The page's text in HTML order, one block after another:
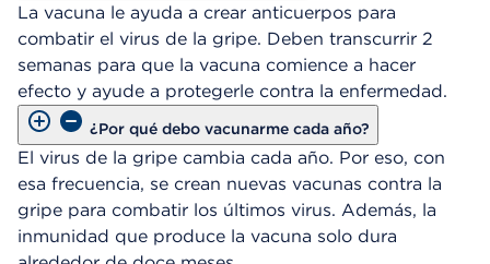
La vacuna le ayuda a crear anticuerpos para
combatir el virus de la gripe. Deben transcurrir 2
semanas para que la vacuna comience a hacer
efecto y ayude a protegerle contra la enfermedad.
¿Por qué debo vacunarme cada año?
El virus de la gripe cambia cada año. Por eso, con
esa frecuencia, se crean nuevas vacunas contra la
gripe para combatir los últimos virus. Además, la
inmunidad que produce la vacuna solo dura